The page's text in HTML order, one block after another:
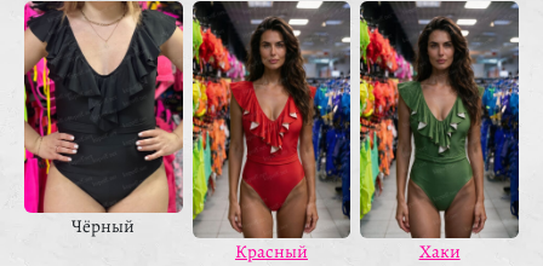
Чёрный
Красный
Хаки